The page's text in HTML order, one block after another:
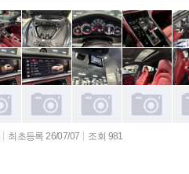
최초등록 26/07/07 조회 981